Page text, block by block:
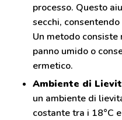
processo. Questo
secchi,
Un metodo consiste
panno umido o
ermetico.
Ambiente di
un ambiente di
costante tra i 18°C